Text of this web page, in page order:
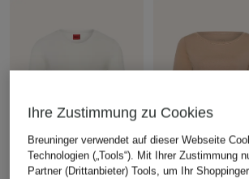
Ihre Zustimmung zu Cookies
Breuninger verwendet auf dieser Webseite
Technologien („Tools“). Mit Ihrer Zustimmung
Partner (Drittanbieter) Tools, um Ihr